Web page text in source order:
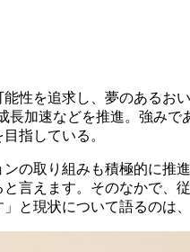
性を追求し、夢のあるお
加速などを推進。強み
指している。
の取り組みも積極的に推
言えます。そのなかで、
と現状について語るのは、